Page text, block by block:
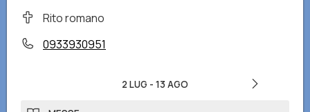
Rito romano
0933930951
2 LUG - 13 AGO